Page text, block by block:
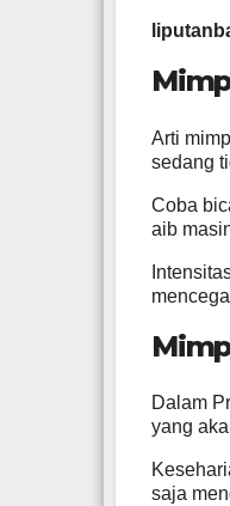
Arti
sedang
Coba
aib
Dalam
yang
saja